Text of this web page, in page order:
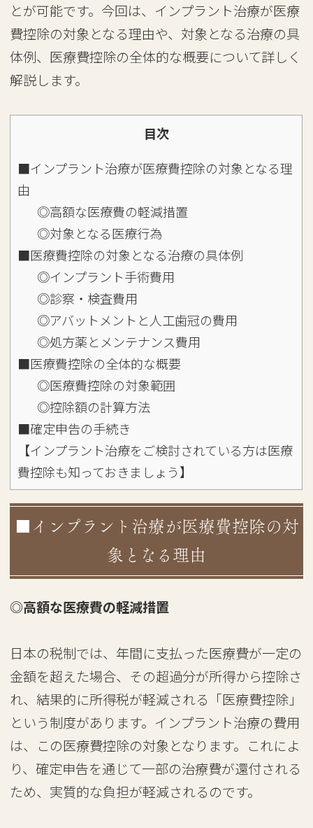
とが可能です。今回は、インプラント治療が医療
費控除の対象となる理由や、対象となる治療の具
体例、医療費控除の全体的な概要について詳しく
解説します。
目次
■インプラント治療が医療費控除の対象となる理
由
◎高額な医療費の軽減措置
◎対象となる医療行為
■医療費控除の対象となる治療の具体例
◎インプラント手術費用
◎診察・検査費用
◎アバットメントと人工歯冠の費用
◎処方薬とメンテナンス費用
■医療費控除の全体的な概要
◎医療費控除の対象範囲
◎控除額の計算方法
■確定申告の手続き
【インプラント治療をご検討されている方は医療
費控除も知っておきましょう】
■インプラント治療が医療費控除の対
象となる理由
◎高額な医療費の軽減措置
日本の税制では、年間に支払った医療費が一定の
金額を超えた場合、その超過分が所得から控除さ
れ、結果的に所得税が軽減される「医療費控除」
という制度があります。インプラント治療の費用
は、この医療費控除の対象となります。これによ
り、確定申告を通じて一部の治療費が還付される
ため、実質的な負担が軽減されるのです。